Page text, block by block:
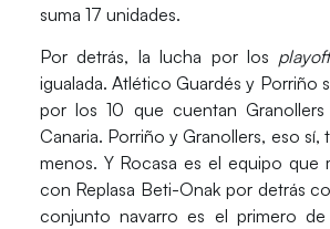
suma 17 unidades.
Por detrás, la lucha por los
igualada.Atlético Guardés y Porriño
por los 10 que cuentan
Canaria. Porriño y Granollers, eso sí,
menos. Y Rocasa es el equipo que
con Replasa Beti-Onak por detrás
conjunto navarro es el primero